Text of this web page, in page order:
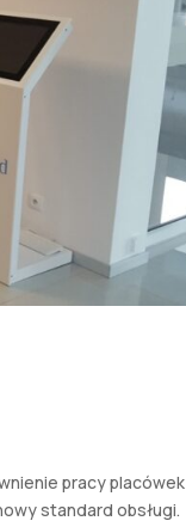
pracy placówek
standard obsługi.